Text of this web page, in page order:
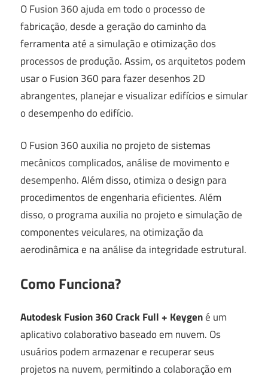
O Fusion 360 ajuda em todo o processo de
fabricação, desde a geração do caminho da
ferramenta até a simulação e otimização dos
processos de produção. Assim, os arquitetos podem
usar o Fusion 360 para fazer desenhos 2D
abrangentes, planejar e visualizar edifícios e simular
o desempenho do edifício.
O Fusion 360 auxilia no projeto de sistemas
mecânicos complicados, análise de movimento e
desempenho. Além disso, otimiza o design para
procedimentos de engenharia eficientes. Além
disso, o programa auxilia no projeto e simulação de
componentes veiculares, na otimização da
aerodinâmica e na análise da integridade estrutural.
Como Funciona?
Autodesk Fusion 360 Crack Full + Keygené um
aplicativo colaborativo baseado em nuvem. Os
usuários podem armazenar e recuperar seus
projetos na nuvem, permitindo a colaboração em